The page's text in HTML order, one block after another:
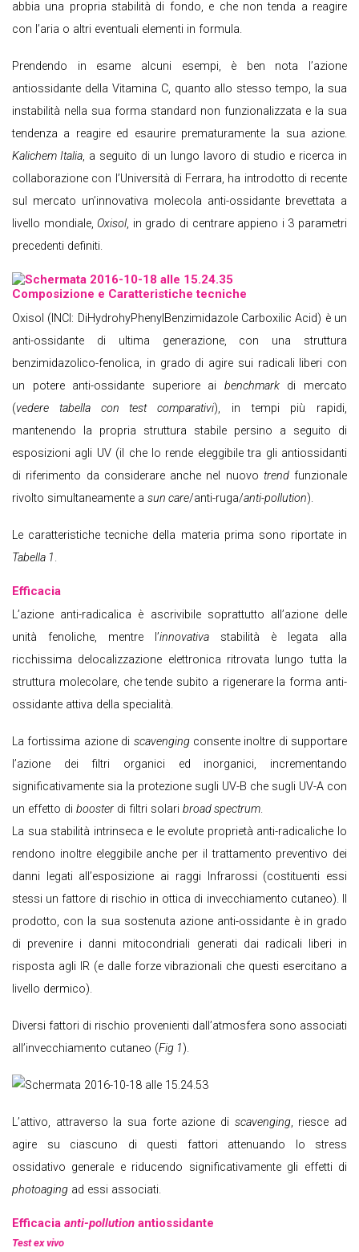
abbia una propria stabilità di fondo, e che non tenda a reagire
con l’aria o altri eventuali elementi in formula.
Prendendo in esame alcuni esempi, è ben nota l’azione
antiossidante della Vitamina C, quanto allo stesso tempo, la sua
instabilità nella sua forma standard non funzionalizzata e la sua
tendenza a reagire ed esaurire prematuramente la sua azione.
Kalichem Italia, a seguito di un lungo lavoro di studio e ricerca in
collaborazione con l’Università di Ferrara, ha introdotto di recente
sul mercato un’innovativa molecola anti-ossidante brevettata a
livello mondiale, Oxisol, in grado di centrare appieno i 3 parametri
precedenti definiti.
Composizione e Caratteristiche tecniche
Oxisol (INCI: DiHydrohyPhenylBenzimidazole Carboxilic Acid) è un
anti-ossidante di ultima generazione, con una struttura
benzimidazolico-fenolica, in grado di agire sui radicali liberi con
un potere anti-ossidante superiore ai benchmarkdi mercato
(vedere tabella con test comparativi), in tempi più rapidi,
mantenendo la propria struttura stabile persino a seguito di
esposizioni agli UV (il che lo rende eleggibile tra gli antiossidanti
di riferimento da considerare anche nel nuovo trendfunzionale
rivolto simultaneamente a sun care/anti-ruga/anti-pollution).
Le caratteristiche tecniche della materia prima sono riportate in
Tabella 1.
Efficacia
L’azione anti-radicalica è ascrivibile soprattutto all’azione delle
unità fenoliche, mentre l’innovativa stabilità è legata alla
ricchissima delocalizzazione elettronica ritrovata lungo tutta la
struttura molecolare, che tende subito a rigenerare la forma anti-
ossidante attiva della specialità.
La fortissima azione di scavengingconsente inoltre di supportare
l’azione dei filtri organici ed inorganici, incrementando
significativamente sia la protezione sugli UV-B che sugli UV-A con
un effetto di booster di filtri solari broad spectrum.
La sua stabilità intrinseca e le evolute proprietà anti-radicaliche lo
rendono inoltre eleggibile anche per il trattamento preventivo dei
danni legati all’esposizione ai raggi Infrarossi (costituenti essi
stessi un fattore di rischio in ottica di invecchiamento cutaneo). Il
prodotto, con la sua sostenuta azione anti-ossidante è in grado
di prevenire i danni mitocondriali generati dai radicali liberi in
risposta agli IR (e dalle forze vibrazionali che questi esercitano a
livello dermico).
Diversi fattori di rischio provenienti dall’atmosfera sono associati
all’invecchiamento cutaneo (Fig 1).
L’attivo, attraverso la sua forte azione di scavenging, riesce ad
agire su ciascuno di questi fattori attenuando lo stress
ossidativo generale e riducendo significativamente gli effetti di
photoaging ad essi associati.
Efficacia anti-pollution antiossidante
Test ex vivo